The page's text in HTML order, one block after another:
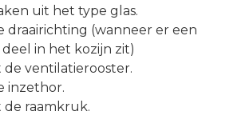
uit het type glas.
draairichting (wanneer er een
in het kozijn zit)
de ventilatierooster.
inzethor.
de raamkruk.